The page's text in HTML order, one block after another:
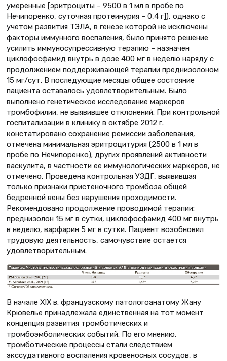
умеренные [эритроциты – 9500 в 1 мл в пробе по
Нечипоренко, суточная протеинурия – 0,4 г]), однако с
учетом развития ТЭЛА, в генезе которой не исключены
факторы иммунного воспаления, было принято решение
усилить иммуносупрессивную терапию – назначен
циклофосфамид внутрь в дозе 400 мг в неделю наряду с
продолжением поддерживающей терапии преднизолоном
15 мг/сут. В последующие месяцы общее состояние
пациента оставалось удовлетворительным. Было
выполнено генетическое исследование маркеров
тромбофилии, не выявившее отклонений. При контрольной
госпитализации в клинику в октябре 2012 г.
констатировано сохранение ремиссии заболевания,
отмечена минимальная эритроцитурия (2500 в 1 мл в
пробе по Нечипоренко); других проявлений активности
васкулита, в частности ее иммунологических маркеров, не
отмечено. Проведена контрольная УЗДГ, выявившая
только признаки пристеночного тромбоза общей
бедренной вены без нарушения проходимости.
Рекомендовано продолжение проводимой терапии:
преднизолон 15 мг в сутки, циклофосфамид 400 мг внутрь
в неделю, варфарин 5 мг в сутки. Пациент возобновил
трудовую деятельность, самочувствие остается
удовлетворительным.
В начале XIX в. французскому патологоанатому Жану
Крювелье принадлежала единственная на тот момент
концепция развития тромботических и
тромбоэмболических событий. По его мнению,
тромботические процессы стали следствием
экссудативного воспаления кровеносных сосудов, в